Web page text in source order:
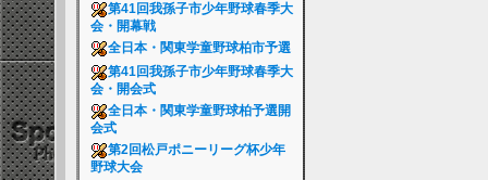
第41回我孫子市少年野球春季大
会・開幕戦
全日本・関東学童野球柏市予選
第41回我孫子市少年野球春季大
会・開会式
全日本・関東学童野球柏予選開
会式
第2回松戸ポニーリーグ杯少年
野球大会